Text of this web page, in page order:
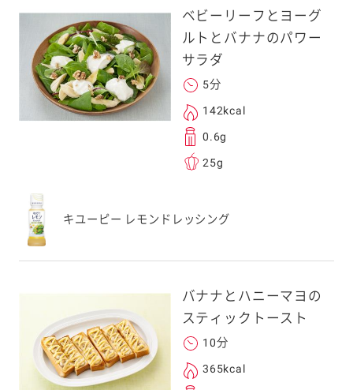
転送していただけ
元コードをス
ォンのカメラ
るとアクセス
メールをお送りい
のメールアドレス
」を受信を許可
ご利用ください。
レスは、本サービ
。当社はこの情報
ことはございませ
ベビーリーフとヨーグ
ルトとバナナのパワー
サラダ
5分
142kcal
0.6g
25g
キユーピー レモンドレッシング
バナナとハニーマヨの
スティックトースト
10分
365kcal